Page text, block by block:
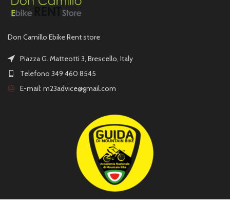
Don Camillo Ebike Rent store
Piazza G. Matteotti 3, Brescello, Italy
Telefono 349 460 8545
E-mail: m23advice@gmail.com